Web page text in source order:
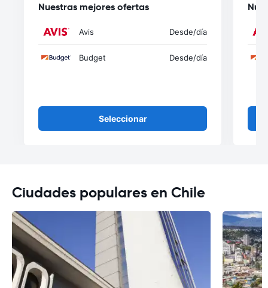
Nuestras mejores ofertas
Avis Desde/día
Budget Desde/día
Seleccionar
Ciudades populares en Chile